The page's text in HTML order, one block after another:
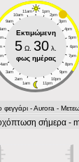
11am 1pm
10am 2pm
9am 3pm
4pm
5pm
6pm
7pm
4am 8pm
3am 9pm
2am 10pm
1am 11pm
Εκτιμώμενη
5 Ω. 30 λ.
φως ημέρας
φεγγάρι - Αυrora -
σήμερα -